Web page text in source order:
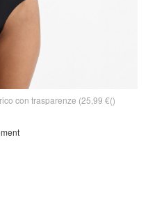
con trasparenze (25,99 €()